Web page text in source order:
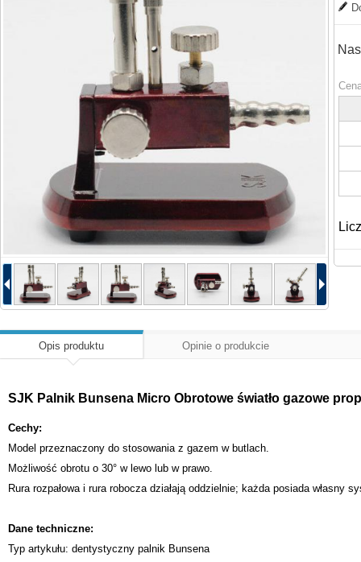
Opis produktu Opinie o produkcie
SJK Palnik Bunsena Micro Obrotowe światło gazowe
Cechy:
Model przeznaczony do stosowania z gazem w butlach.
Możliwość obrotu o 30° w lewo lub w prawo.
Rura rozpałowa i rura robocza działają oddzielnie; każda posiada
Dane techniczne:
Typ artykułu: dentystyczny palnik Bunsena